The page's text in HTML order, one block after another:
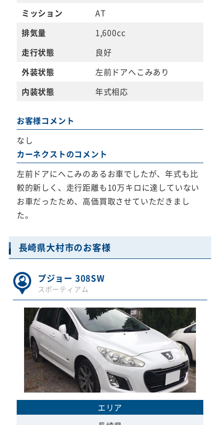
ミッション
AT
排気量
1,600cc
走行状態
良好
外装状態
左前ドアへこみあり
内装状態
年式相応
お客様コメント
なし
カーネクストのコメント
左前ドアにへこみのあるお車でしたが、年式も比
較的新しく、走行距離も10万キロに達していない
お車だったため、高価買取させていただきまし
た。
長崎県大村市のお客様
プジョー 308SW
スポーティアム
エリア